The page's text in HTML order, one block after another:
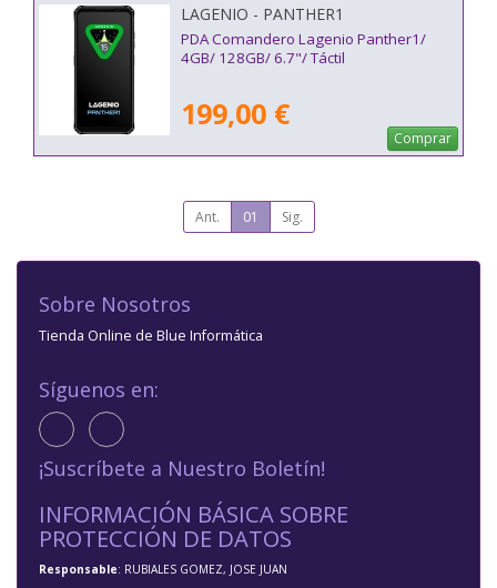
LAGENIO - PANTHER1
PDA Comandero Lagenio Panther1/
4GB/ 128GB/ 6.7"/ Táctil
199,00 €
Comprar
Ant. 01 Sig.
Sobre Nosotros
Tienda Online de Blue Informática
Síguenos en:
¡Suscríbete a Nuestro Boletín!
INFORMACIÓN BÁSICA SOBRE
PROTECCIÓN DE DATOS
Responsable: RUBIALES GOMEZ, JOSE JUAN